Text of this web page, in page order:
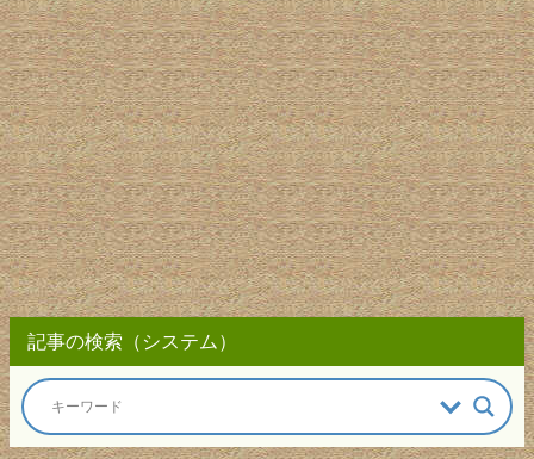
記事の検索（システム）